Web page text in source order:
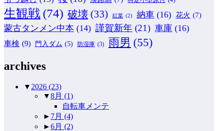
生観戦 (74) 破壊 (33) 紅葉 (2) 納車 (16) 花火 (7)
蒙古タンメン中本 (14) 謹賀新年 (21) 車庫 (16)
車検 (9) 門入ダム (5) 防湿庫 (3) 雨男 (55)
archives
▼ 2026 (23)
▼8月 (1)
自転車メンテ
► 7月 (4)
►6月 (2)